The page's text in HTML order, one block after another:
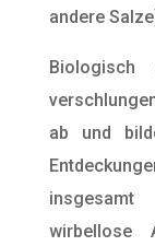
andere
ab und
wirbellose